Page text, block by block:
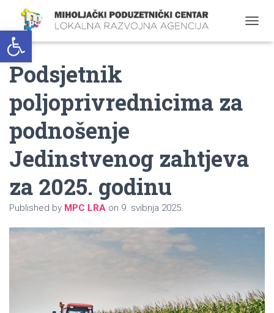
Open toolbar
O
Podsjetnik
poljoprivrednicima za
podnošenje
Jedinstvenog zahtjeva
za 2025. godinu
Published by MPC LRA on 9. svibnja 2025.